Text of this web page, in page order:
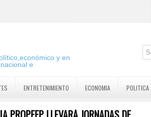
y en
e
ENTRETENIMIENTO ECONOMIA POLITICA